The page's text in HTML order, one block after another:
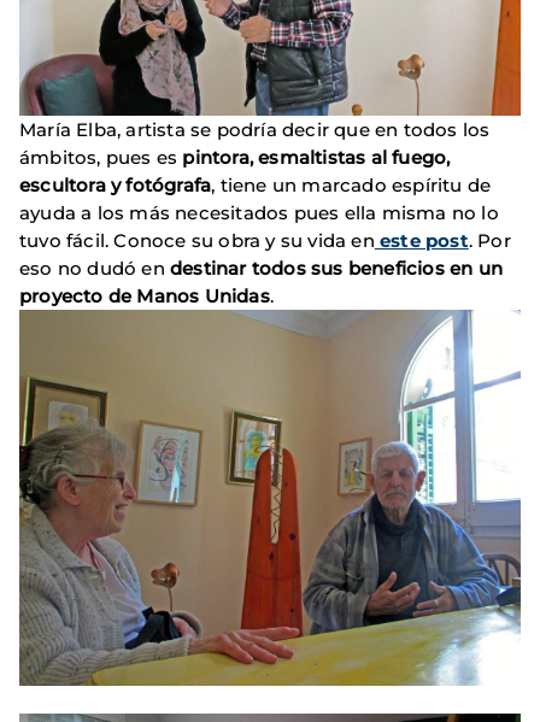
María Elba, artista se podría decir que en todos los
ámbitos, pues es pintora, esmaltistas al fuego,
escultora y fotógrafa, tiene un marcado espíritu de
ayuda a los más necesitados pues ella misma no lo
tuvo fácil. Conoce su obra y su vida en este post. Por
eso no dudó en destinar todos sus beneficios en un
proyecto de Manos Unidas.